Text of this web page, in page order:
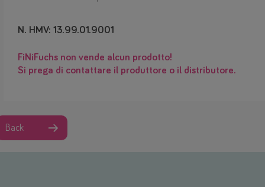
N. HMV: 13.99.01.9001
FiNiFuchs non vende alcun prodotto!
Si prega di contattare il produttore o il distributore.
Back